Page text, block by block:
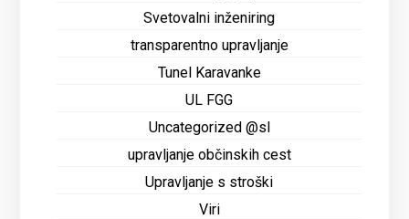
Svetovalni inženiring
transparentno upravljanje
Tunel Karavanke
UL FGG
Uncategorized @sl
upravljanje občinskih cest
Upravljanje s stroški
Viri